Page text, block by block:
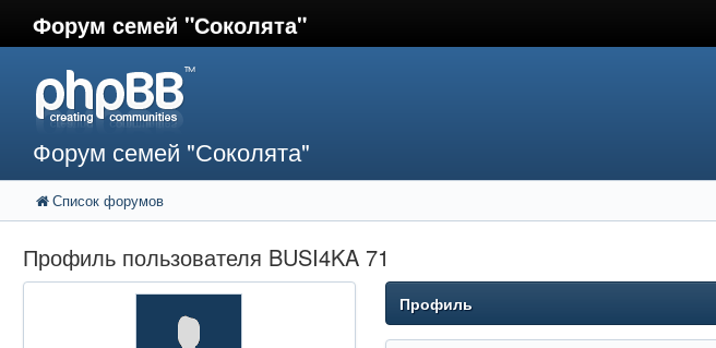
Форум семей "Соколята"
Форум семей "Соколята"
Список форумов
Профиль пользователя BUSI4KA 71
Профиль